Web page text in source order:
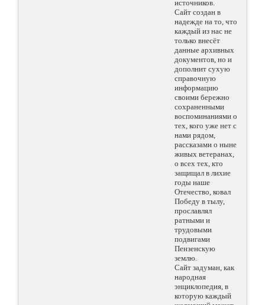
источников.
Сайт создан в
надежде на то, что
каждый из нас не
только внесёт
данные архивных
документов, но и
дополнит сухую
справочную
информацию
своими бережно
сохраненными
воспоминаниями о
тех, кого уже нет с
нами рядом,
рассказами о ныне
живых ветеранах,
о всех тех, кто
защищал в лихие
годы наше
Отечество, ковал
Победу в тылу,
прославлял
ратными и
трудовыми
подвигами
Пензенскую
землю.
Сайт задуман, как
народная
энциклопедия, в
которую каждый